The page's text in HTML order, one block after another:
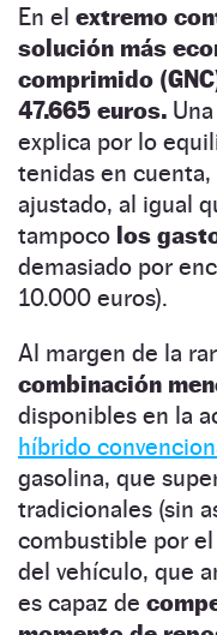
En el extremo
solución más
comprimido
47.665 euros.
explica por lo
tenidas en
ajustado, al igual
tampoco los
demasiado por
10.000 euros).
Al margen de la
combinación
disponibles en la
híbrido
gasolina, que
tradicionales (sin
combustible por
del vehículo, que
es capaz de